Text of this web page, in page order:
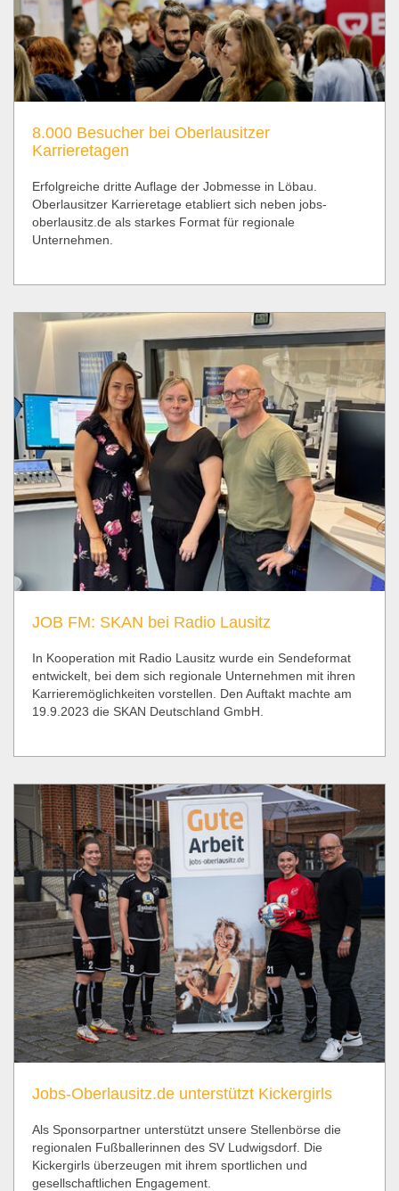
8.000 Besucher bei Oberlausitzer
Karrieretagen
Erfolgreiche dritte Auflage der Jobmesse in Löbau.
Oberlausitzer Karrieretage etabliert sich neben jobs-
oberlausitz.de als starkes Format für regionale
Unternehmen.
JOB FM: SKAN bei Radio Lausitz
In Kooperation mit Radio Lausitz wurde ein Sendeformat
entwickelt, bei dem sich regionale Unternehmen mit ihren
Karrieremöglichkeiten vorstellen. Den Auftakt machte am
19.9.2023 die SKAN Deutschland GmbH.
Jobs-Oberlausitz.de unterstützt Kickergirls
Als Sponsorpartner unterstützt unsere Stellenbörse die
regionalen Fußballerinnen des SV Ludwigsdorf. Die
Kickergirls überzeugen mit ihrem sportlichen und
gesellschaftlichen Engagement.